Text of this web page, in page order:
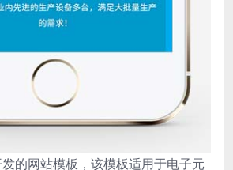
的网站模板，该模板适用于电子元